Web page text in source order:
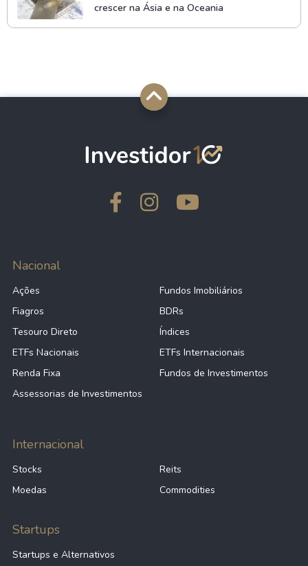
crescer na Ásia e na Oceania
Nacional
Ações
Fundos Imobiliários
Fiagros
BDRs
Tesouro Direto
Índices
ETFs Nacionais
ETFs Internacionais
Renda Fixa
Fundos de Investimentos
Assessorias de Investimentos
Internacional
Stocks
Reits
Moedas
Commodities
Startups
Startups e Alternativos